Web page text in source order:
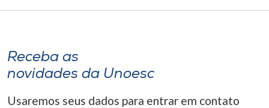
o idioma
A+
Receba as
novidades da Unoesc
Usaremos seus dados para entrar em contato